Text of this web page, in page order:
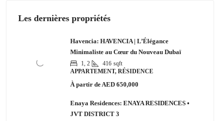
Les dernières propriétés
Havencia: HAVENCIA | L’Élégance
Minimaliste au Cœur du Nouveau Dubaï
1, 2 416 sqft
APPARTEMENT, RÉSIDENCE
À partir de AED 650,000
Enaya Residences: ENAYA RESIDENCES •
JVT DISTRICT 3